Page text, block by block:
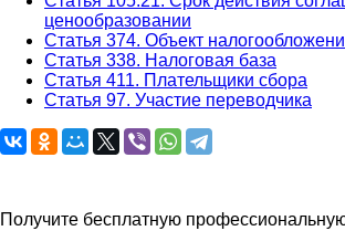
ценообразовании
Статья 374. Объект
Статья 338. Налоговая база
Статья 411. Плательщики сбора
Статья 97. Участие переводчика
Получите бесплатную